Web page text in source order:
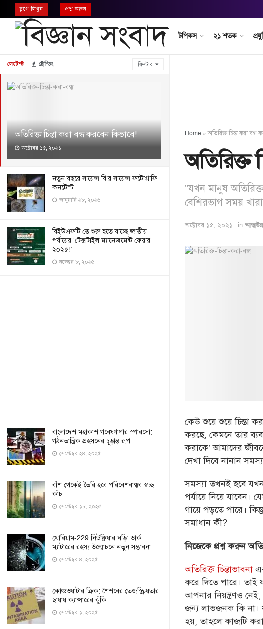
লেটেস্ট ট্রেন্ডিং ফিল্টার
অতিরিক্ত চিন্তা করা বন্ধ করবেন কিভাবে!
অক্টোবর ১৫, ২০২১
নতুন বছরে সায়েন্স বি’র সায়েন্স ফটোগ্রাফি
কনটেস্ট
জানুয়ারি ২৮, ২০২৬
বিইউএফটি তে শুরু হতে যাচ্ছে জাতীয়
পর্যায়ের ‘টেক্সটাইল ম্যানেজমেন্ট ফেয়ার
২০২৫!’
নভেম্বর ৮, ২০২৫
বাংলাদেশ মহাকাশ গবেষণাগার স্পারসো;
গঠনতান্ত্রিক প্রহসনের চূড়ান্ত রূপ
সেপ্টেম্বর ২৪, ২০২৫
বাঁশ থেকেই তৈরি হবে পরিবেশবান্ধব স্বচ্ছ
কাঁচ
সেপ্টেম্বর ১৮, ২০২৫
থোরিয়াম-229 নিউক্লিয়ার ঘড়ি: ডার্ক
ম্যাটারের রহস্য উন্মোচনে নতুন সম্ভাবনা
সেপ্টেম্বর ৪, ২০২৫
কোল্ডওয়াটার ক্রিক; শৈশবের তেজস্ক্রিয়তার
ছায়ায় ক্যান্সারের ঝুঁকি
সেপ্টেম্বর ১, ২০২৫
ব্লগে লিখুন প্রশ্ন করুন
টপিকস ২১ শতক
Home »অতিরিক্ত চিন্তা করা বন্ধ
অতিরিক্ত
"যখন মানুষ
বেশিরভাগ সময়
অক্টোবর ১৫, ২০২১ in
কেউ শুয়ে শুয়ে চিন্তা
করছে, কেমনে তার
করাকে’ আমাদের
দেখা দিবে নানান
সমস্যাতখনই হবে
পর্যায়ে নিয়ে যাবেন।
গায়ে পড়তে পারে।
সমাধান কী?
নিজেকে প্রশ্ন করুন
অতিরিক্ত চিন্তাভাবনা
করে দিতে পারে। তাই
আপনার নিয়ন্ত্রণও
জন্য লাভজনক কি
হয়, তাহলে কাজটি